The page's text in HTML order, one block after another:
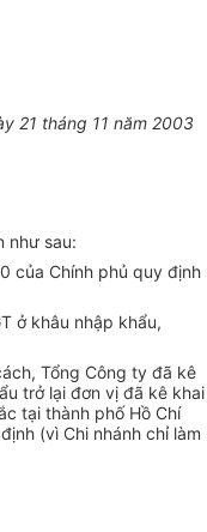
21 tháng 11 năm 2003
như sau:
của Chính phủ quy định
ở khâu nhập khẩu,
Tổng Công ty đã kê
trở lại đơn vị đã kê khai
tại thành phố Hồ Chí
(vì Chi nhánh chỉ làm